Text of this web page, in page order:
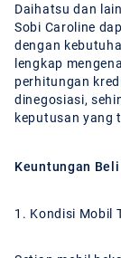
Daihatsu dan
Sobi Caroline
dengan
lengkap
perhitungan
dinegosiasi,
keputusan yang
Keuntungan
1. Kondisi Mobil